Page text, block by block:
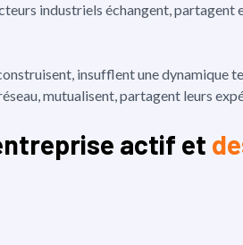
industriels échangent, partagent
insufflent une dynamique
mutualisent, partagent leurs
actif et